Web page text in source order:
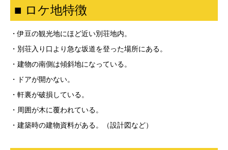
■ ロケ地特徴
・伊豆の観光地にほど近い別荘地内。
・別荘入り口より急な坂道を登った場所にある。
・建物の南側は傾斜地になっている。
・ドアが開かない。
・軒裏が破損している。
・周囲が木に覆われている。
・建築時の建物資料がある。（設計図など）